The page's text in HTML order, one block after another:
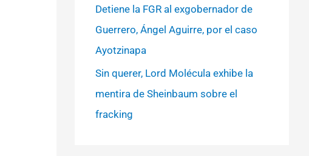
Detiene la FGR al exgobernador de
Guerrero, Ángel Aguirre, por el caso
Ayotzinapa
Sin querer, Lord Molécula exhibe la
mentira de Sheinbaum sobre el
fracking